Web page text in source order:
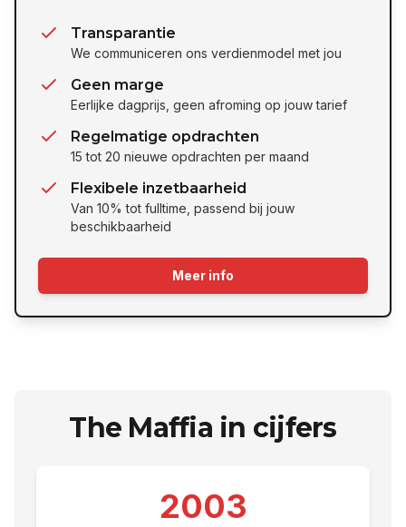
Transparantie
We communiceren ons verdienmodel met jou
Geen marge
Eerlijke dagprijs, geen afroming op jouw tarief
Regelmatige opdrachten
15 tot 20 nieuwe opdrachten per maand
Flexibele inzetbaarheid
Van 10% tot fulltime, passend bij jouw
beschikbaarheid
Meer info
The Maffia in cijfers
2003